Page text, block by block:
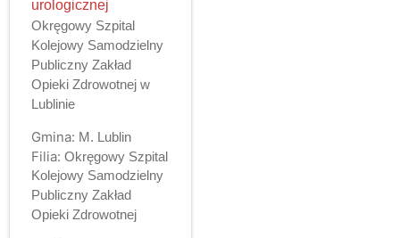
urologicznej
Okręgowy Szpital
Kolejowy Samodzielny
Publiczny Zakład
Opieki Zdrowotnej w
Lublinie
Gmina: M. Lublin
Filia: Okręgowy Szpital
Kolejowy Samodzielny
Publiczny Zakład
Opieki Zdrowotnej